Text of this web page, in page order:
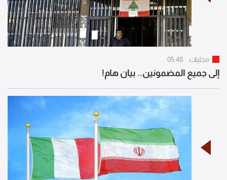
محليات 05:48
إلى جميع المضمونين.. بيان هام!